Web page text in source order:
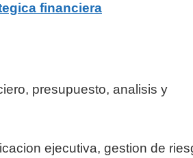
financiera
presupuesto, analisis y
ejecutiva, gestion de